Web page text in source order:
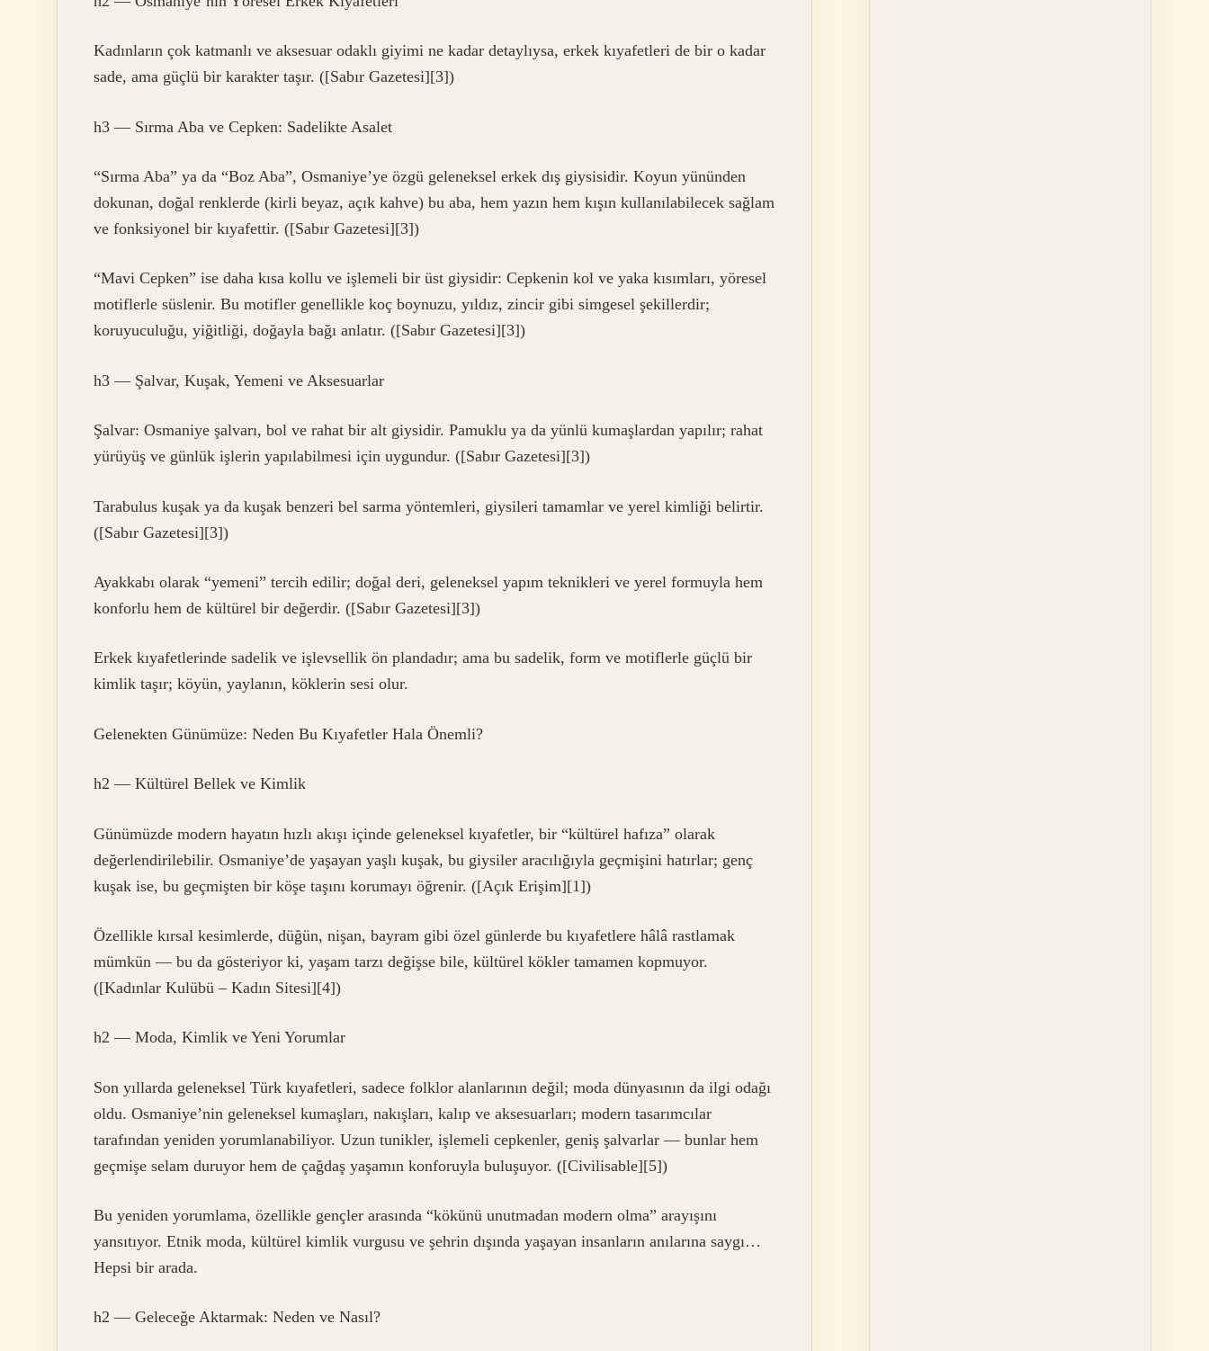
Kadınların çok katmanlı ve aksesuar odaklı giyimi ne kadar detaylıysa, erkek kıyafetleri de bir o kadar
sade, ama güçlü bir karakter taşır. ([Sabır Gazetesi][3])
h3 — Sırma Aba ve Cepken: Sadelikte Asalet
“Sırma Aba” ya da “Boz Aba”, Osmaniye’ye özgü geleneksel erkek dış giysisidir. Koyun yününden
dokunan, doğal renklerde (kirli beyaz, açık kahve) bu aba, hem yazın hem kışın kullanılabilecek sağlam
ve fonksiyonel bir kıyafettir. ([Sabır Gazetesi][3])
“Mavi Cepken” ise daha kısa kollu ve işlemeli bir üst giysidir: Cepkenin kol ve yaka kısımları, yöresel
motiflerle süslenir. Bu motifler genellikle koç boynuzu, yıldız, zincir gibi simgesel şekillerdir;
koruyuculuğu, yiğitliği, doğayla bağı anlatır. ([Sabır Gazetesi][3])
h3 — Şalvar, Kuşak, Yemeni ve Aksesuarlar
Şalvar: Osmaniye şalvarı, bol ve rahat bir alt giysidir. Pamuklu ya da yünlü kumaşlardan yapılır; rahat
yürüyüş ve günlük işlerin yapılabilmesi için uygundur. ([Sabır Gazetesi][3])
Tarabulus kuşak ya da kuşak benzeri bel sarma yöntemleri, giysileri tamamlar ve yerel kimliği belirtir.
([Sabır Gazetesi][3])
Ayakkabı olarak “yemeni” tercih edilir; doğal deri, geleneksel yapım teknikleri ve yerel formuyla hem
konforlu hem de kültürel bir değerdir. ([Sabır Gazetesi][3])
Erkek kıyafetlerinde sadelik ve işlevsellik ön plandadır; ama bu sadelik, form ve motiflerle güçlü bir
kimlik taşır; köyün, yaylanın, köklerin sesi olur.
Gelenekten Günümüze: Neden Bu Kıyafetler Hala Önemli?
h2 — Kültürel Bellek ve Kimlik
Günümüzde modern hayatın hızlı akışı içinde geleneksel kıyafetler, bir “kültürel hafıza” olarak
değerlendirilebilir. Osmaniye’de yaşayan yaşlı kuşak, bu giysiler aracılığıyla geçmişini hatırlar; genç
kuşak ise, bu geçmişten bir köşe taşını korumayı öğrenir. ([Açık Erişim][1])
Özellikle kırsal kesimlerde, düğün, nişan, bayram gibi özel günlerde bu kıyafetlere hâlâ rastlamak
mümkün — bu da gösteriyor ki, yaşam tarzı değişse bile, kültürel kökler tamamen kopmuyor.
([Kadınlar Kulübü – Kadın Sitesi][4])
h2 — Moda, Kimlik ve Yeni Yorumlar
Son yıllarda geleneksel Türk kıyafetleri, sadece folklor alanlarının değil; moda dünyasının da ilgi odağı
oldu. Osmaniye’nin geleneksel kumaşları, nakışları, kalıp ve aksesuarları; modern tasarımcılar
tarafından yeniden yorumlanabiliyor. Uzun tunikler, işlemeli cepkenler, geniş şalvarlar — bunlar hem
geçmişe selam duruyor hem de çağdaş yaşamın konforuyla buluşuyor. ([Civilisable][5])
Bu yeniden yorumlama, özellikle gençler arasında “kökünü unutmadan modern olma” arayışını
yansıtıyor. Etnik moda, kültürel kimlik vurgusu ve şehrin dışında yaşayan insanların anılarına saygı…
Hepsi bir arada.
h2 — Geleceğe Aktarmak: Neden ve Nasıl?